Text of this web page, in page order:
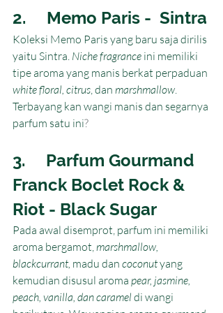
2.     Memo Paris -  Sintra
Koleksi Memo Paris yang baru saja dirilis
yaitu Sintra. Niche fragrance ini memiliki
tipe aroma yang manis berkat perpaduan
white floral, citrus, dan marshmallow.
Terbayang kan wangi manis dan segarnya
parfum satu ini?
3.     Parfum Gourmand
Franck Boclet Rock &
Riot - Black Sugar
Pada awal disemprot, parfum ini memiliki
aroma bergamot, marshmallow,
blackcurrant, madu dan coconut yang
kemudian disusul aroma pear, jasmine,
peach, vanilla, dan caramel di wangi